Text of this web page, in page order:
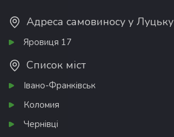
Адреса самовиносу у Луцьку
Яровиця 17
Список міст
Івано-Франківськ
Коломия
Чернівці